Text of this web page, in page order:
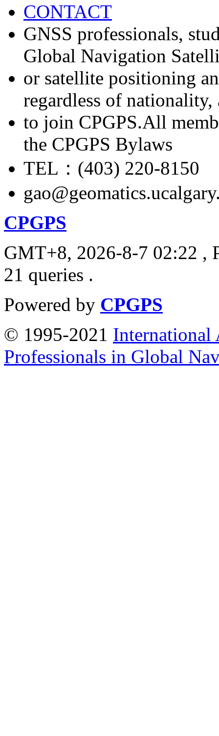
CONTACT
GNSS professionals,
Global Navigation
or satellite positioning
regardless of nationality,
to join CPGPS.All
the CPGPS Bylaws
TEL：(403) 220-8150
CPGPS
GMT+8, 2026-8-7 02:22 ,
21 queries .
Powered by CPGPS
© 1995-2021 International
Professionals in Global